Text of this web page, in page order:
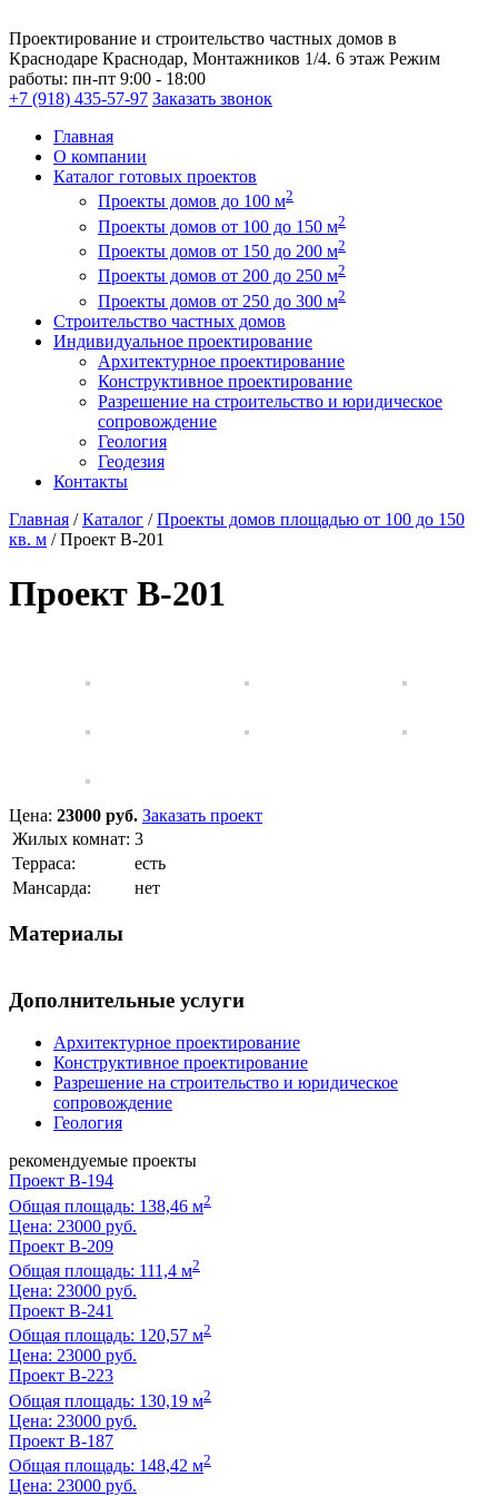
Проектирование и строительство частных домов в
Краснодаре Краснодар, Монтажников 1/4. 6 этаж Режим
работы: пн-пт 9:00 - 18:00
+7 (918) 435-57-97 Заказать звонок
Главная
О компании
Каталог готовых проектов
Проекты домов до 100 м2
Проекты домов от 100 до 150 м2
Проекты домов от 150 до 200 м2
Проекты домов от 200 до 250 м2
Проекты домов от 250 до 300 м2
Строительство частных домов
Индивидуальное проектирование
Архитектурное проектирование
Конструктивное проектирование
Разрешение на строительство и юридическое
сопровождение
Геология
Геодезия
Контакты
Главная /Каталог /Проекты домов площадью от 100 до 150
кв. м /Проект B-201
Проект B-201
Цена: 23000 руб. Заказать проект
Жилых комнат: 3
Терраса:
есть
Мансарда:
нет
Материалы
Дополнительные услуги
Архитектурное проектирование
Конструктивное проектирование
Разрешение на строительство и юридическое
сопровождение
Геология
рекомендуемые проекты
Проект B-194
Общая площадь: 138,46 м2
Цена: 23000 руб.
Проект B-209
Общая площадь: 111,4 м2
Цена: 23000 руб.
Проект B-241
Общая площадь: 120,57 м2
Цена: 23000 руб.
Проект B-223
Общая площадь: 130,19 м2
Цена: 23000 руб.
Проект B-187
Общая площадь: 148,42 м2
Цена: 23000 руб.